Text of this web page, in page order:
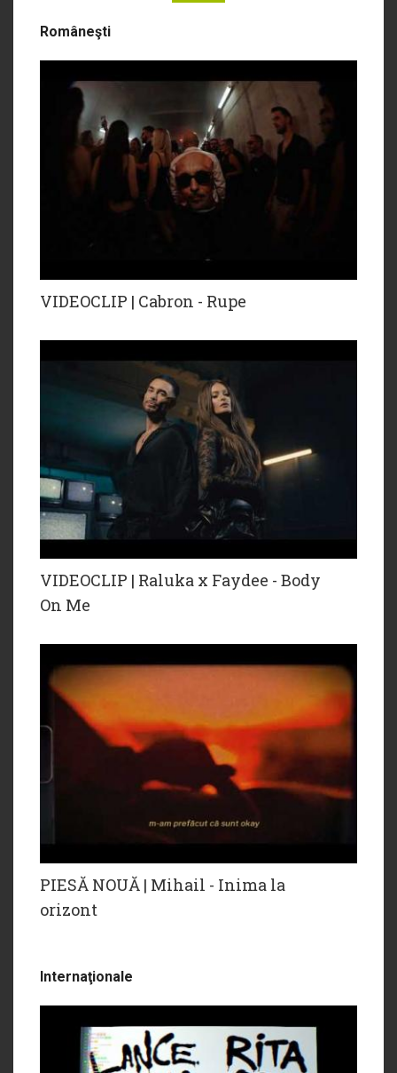
Româneşti
VIDEOCLIP | Cabron - Rupe
VIDEOCLIP | Raluka x Faydee - Body
On Me
PIESĂ NOUĂ | Mihail - Inima la
orizont
Internaţionale